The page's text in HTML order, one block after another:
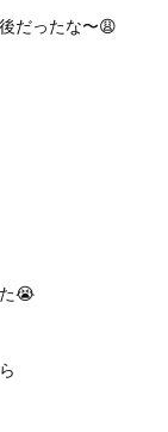
だったな〜😩
😭